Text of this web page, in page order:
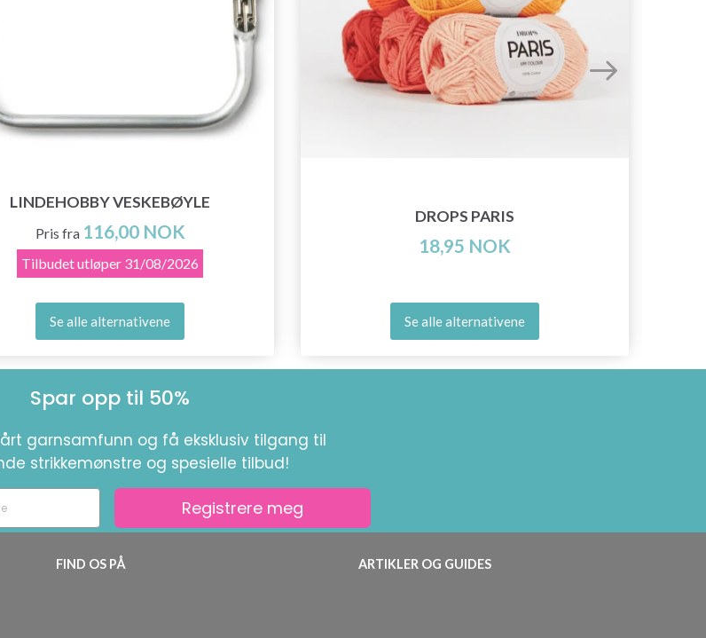
LINDEHOBBY VESKEBØYLE
Pris fra 116,00 NOK
Tilbudet utløper 31/08/2026
Se alle alternativene
DROPS PARIS
18,95 NOK
Se alle alternativene
Spar opp til 50%
garnsamfunn og få eksklusiv tilgang til
strikkemønstre og spesielle tilbud!
Registrere meg
FIND OS PÅ ARTIKLER OG GUIDES